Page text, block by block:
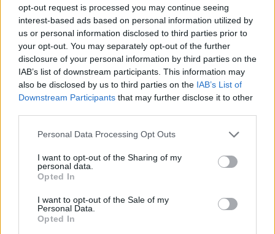
opt-out request is processed you may continue seeing
interest-based ads based on personal information utilized by
us or personal information disclosed to third parties prior to
your opt-out. You may separately opt-out of the further
disclosure of your personal information by third parties on the
IAB’s list of downstream participants. This information may
also be disclosed by us to third parties on the IAB’s List of
Downstream Participants that may further disclose it to other
Please note that this website/app uses one or more Google
not limited to your visit or usage behaviour. You may click to
grant or deny consent to Google and its third-party tags to
use your data for below specified purposes in below Google
consent section.
Personal Data Processing Opt Outs
I want to opt-out of the Sharing of my
personal data.
Opted In
I want to opt-out of the Sale of my
Personal Data.
Opted In
tovább
Félsziget Fesztivál: nemcsak zene
2012. 08. 24.|Ernyei Bea
A Félsziget Fesztivál látogatói már az első napon